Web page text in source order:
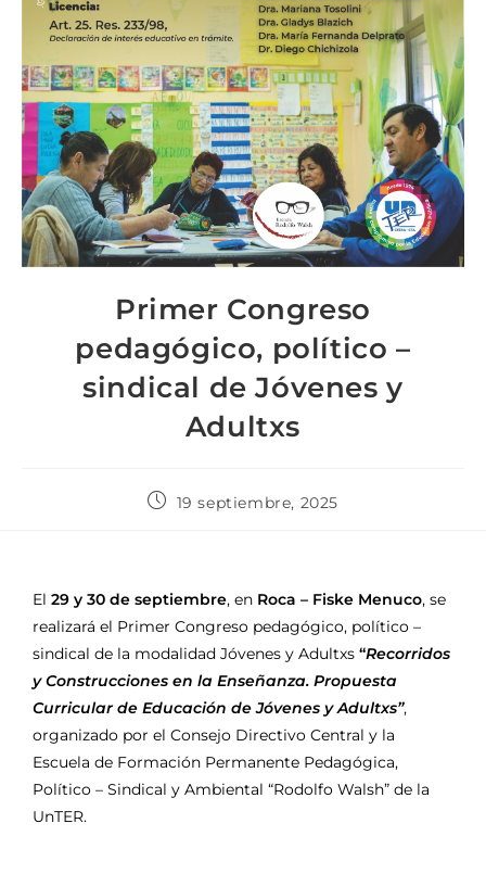
Primer Congreso
pedagógico, político –
sindical de Jóvenes y
Adultxs
19 septiembre, 2025
El 29 y 30 de septiembre, en Roca – Fiske Menuco, se
realizará el Primer Congreso pedagógico, político –
sindical de la modalidad Jóvenes y Adultxs “Recorridos
y Construcciones en la Enseñanza. Propuesta
Curricular de Educación de Jóvenes y Adultxs”,
organizado por el Consejo Directivo Central y la
Escuela de Formación Permanente Pedagógica,
Político – Sindical y Ambiental “Rodolfo Walsh” de la
UnTER.